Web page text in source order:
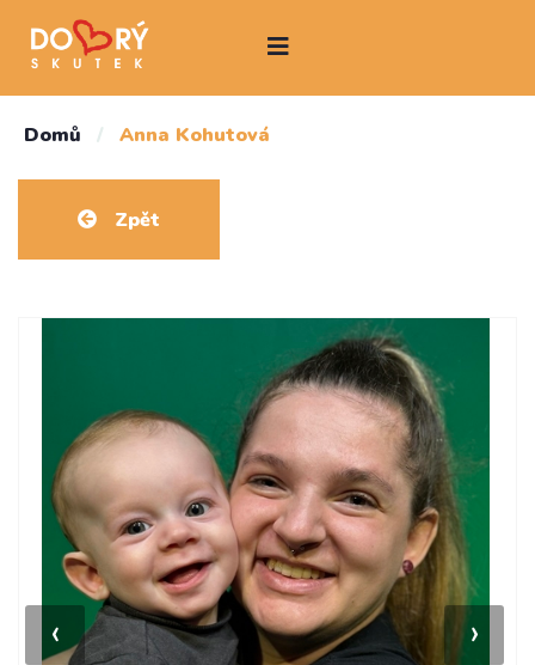
Domů / Anna Kohutová
Zpět
‹ ›